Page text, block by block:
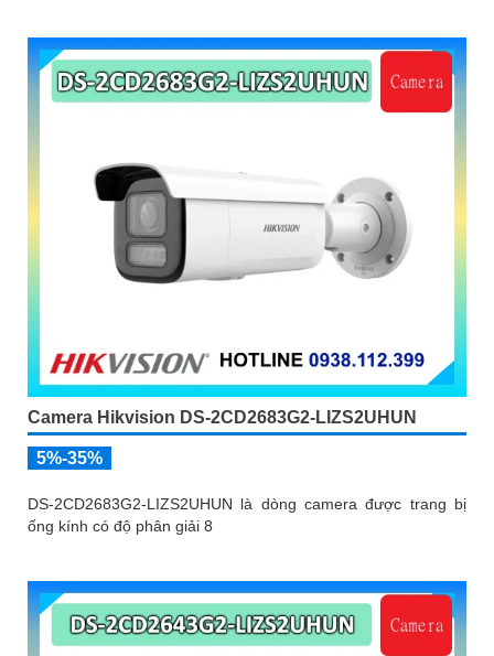
Camera Hikvision DS-2CD2683G2-LIZS2UHUN
5%-35%
DS-2CD2683G2-LIZS2UHUN là dòng camera được trang bị
ống kính có độ phân giải 8